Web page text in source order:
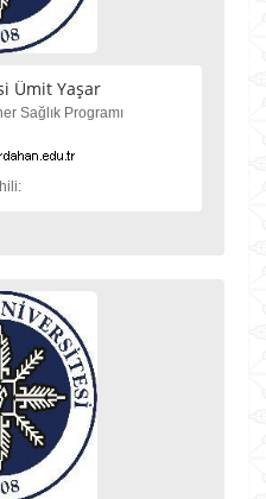
Ümit Yaşar
Sağlık Programı